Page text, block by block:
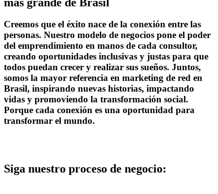
Creemos que el éxito nace de la conexión entre las
personas. Nuestro modelo de negocios pone el poder
del emprendimiento en manos de cada consultor,
creando oportunidades inclusivas y justas para que
todos puedan crecer y realizar sus sueños. Juntos,
somos la mayor referencia en marketing de red en
Brasil, inspirando nuevas historias, impactando
vidas y promoviendo la transformación social.
Porque cada conexión es una oportunidad para
transformar el mundo.
Siga nuestro proceso de negocio: